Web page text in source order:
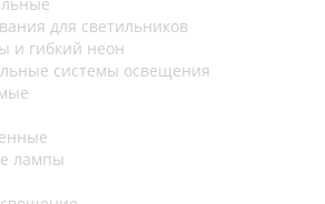
для светильников
и гибкий неон
системы освещения
лампы